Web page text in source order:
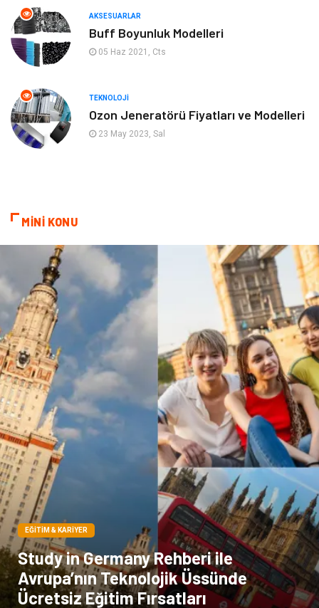
Mobilya
Gayrimenkul
Ev İşleri
Astroloji
Kına Gecesi genel blog
Sigorta Veteriner
kadınlar ve takı sağlık
Spor Malzemeleri
AKSESUARLAR
Buff Boyunluk Modelleri
05 Haz 2021, Cts
TEKNOLOJI
Ozon Jeneratörü Fiyatları ve Modelleri
23 May 2023, Sal
MİNİ KONU
EĞITIM & KARIYER
Study in Germany Rehberi ile
Avrupa’nın Teknolojik Üssünde
Ücretsiz Eğitim Fırsatları